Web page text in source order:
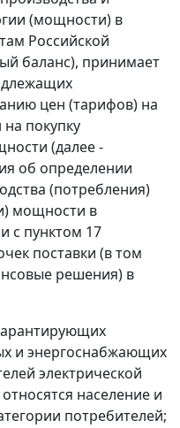
(мощности) в
Российской
баланс), принимает
цен (тарифов) на
покупку
(далее -
об определении
(потребления)
мощности в
с пунктом 17
поставки (в том
решения) в
и энергоснабжающих
электрической
население и
потребителей;